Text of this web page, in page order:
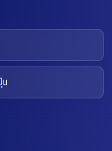
น